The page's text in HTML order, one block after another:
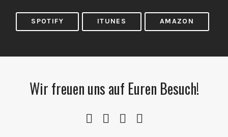
SPOTIFY ITUNES AMAZON
Wir freuen uns auf Euren Besuch!
Instagram
YouTube
Channel
SpotifyRSS